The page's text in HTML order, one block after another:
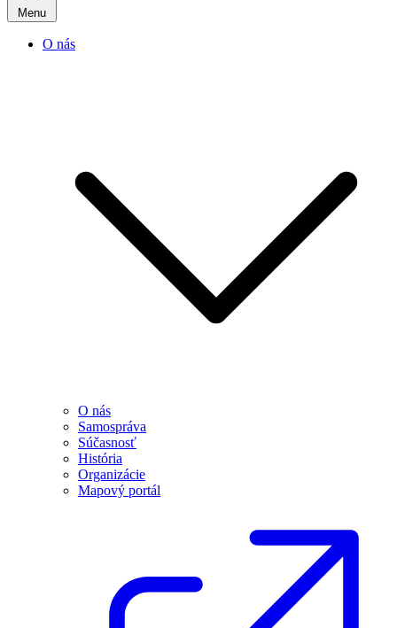
Menu
O nás
O nás
Samospráva
Súčasnosť
História
Organizácie
Mapový portál